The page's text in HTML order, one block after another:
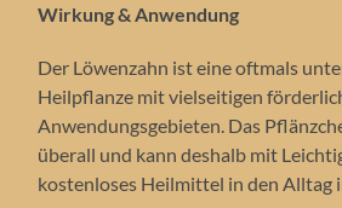
Wirkung & Anwendung
Der Löwenzahn ist eine oftmals
Heilpflanze mit vielseitigen
Anwendungsgebieten. Das
überall und kann deshalb mit
kostenloses Heilmittel in den Alltag